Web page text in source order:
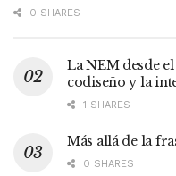
0 SHARES
La NEM desde
codiseño y la
1 SHARES
Más allá de la
0 SHARES